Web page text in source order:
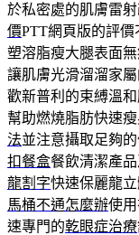
於私密處的肌膚雷
價PTT網頁版的評
塑溶脂瘦大腿表面
讓肌膚光滑溜溜家
歡新普利的束縛溫
幫助燃燒脂肪快速
法並注意攝取足夠
扣餐盒餐飲清潔產
龍割字快速保麗龍
馬桶不通怎麼辦使
速專門的乾眼症治療